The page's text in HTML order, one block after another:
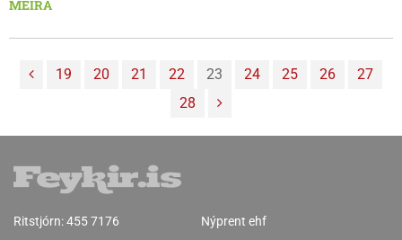
MEIRA
19 20 21 22 23 24 25 26
27
28
Ritstjórn:455 7176
Nýprent ehf